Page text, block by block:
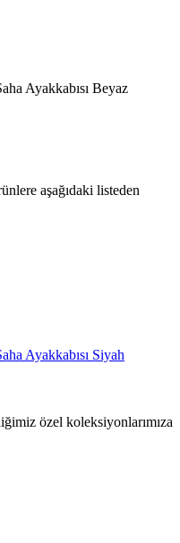
Ayakkabısı Beyaz
aşağıdaki listeden
Ayakkabısı Siyah
özel koleksiyonlarımıza